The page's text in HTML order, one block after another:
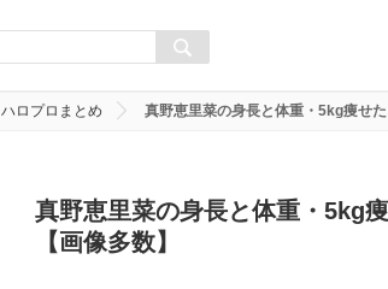
ハロプロまとめ 真野恵里菜の身長と体重・5kg痩せ
真野恵里菜の身長と体重・5kg
【画像多数】